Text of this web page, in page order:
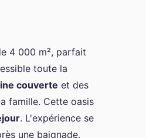
4 000 m², parfait
toute la
couverte et des
famille. Cette oasis
. L'expérience se
une baignade.